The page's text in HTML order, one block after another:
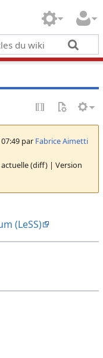
par Fabrice Aimetti
(diff) | Version
(LeSS)